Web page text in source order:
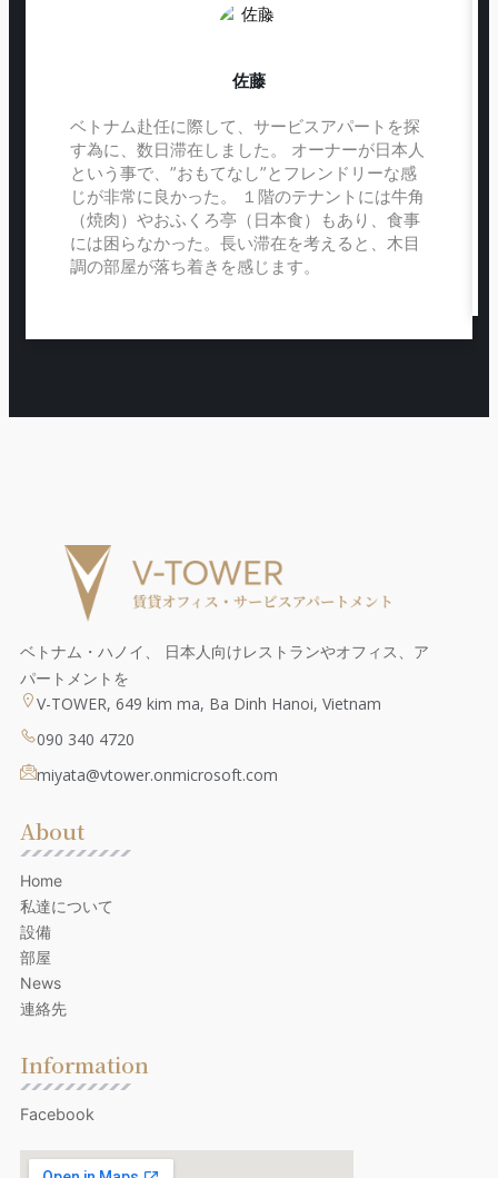
佐藤
ベトナム赴任に際して、サービスアパートを探
す為に、数日滞在しました。 オーナーが日本人
という事で、”おもてなし”とフレンドリーな感
じが非常に良かった。 １階のテナントには牛角
（焼肉）やおふくろ亭（日本食）もあり、食事
には困らなかった。長い滞在を考えると、木目
調の部屋が落ち着きを感じます。
ベトナム・ハノイ、 日本人向けレストランやオフィス、ア
パートメントを
V-TOWER, 649 kim ma, Ba Dinh Hanoi, Vietnam
090 340 4720
miyata@vtower.onmicrosoft.com
About
Home
私達について
設備
部屋
News
連絡先
Information
Facebook